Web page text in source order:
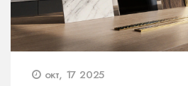
окт, 17 2025